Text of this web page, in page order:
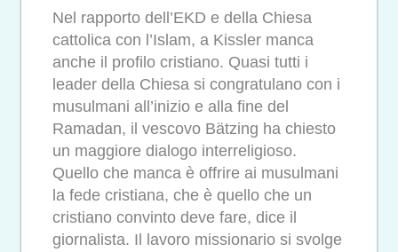
Nel rapporto dell’EKD e della Chiesa
cattolica con l’Islam, a Kissler manca
anche il profilo cristiano. Quasi tutti i
leader della Chiesa si congratulano con i
musulmani all’inizio e alla fine del
Ramadan, il vescovo Bätzing ha chiesto
un maggiore dialogo interreligioso.
Quello che manca è offrire ai musulmani
la fede cristiana, che è quello che un
cristiano convinto deve fare, dice il
giornalista. Il lavoro missionario si svolge